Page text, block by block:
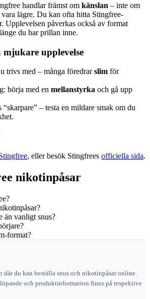
handlar främst om känslan – inte om
lägre. Du kan ofta hitta Stingfree-
Upplevelsen påverkas också av format
du har prillan inne.
upplevelse
trivs med – många föredrarslim för
börja med en mellanstyrka och gå upp
– testa en mildare smak om du
, eller besök Stingfrees officiella sida.
nikotinpåsar
än vanligt snus?
format?
där du kan beställa snus och nikotinpåsar online.
och produktinformation finns på respektive